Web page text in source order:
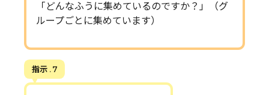
「どんなふうに集めているのですか？」（グ
ループごとに集めています）
指示 . 7